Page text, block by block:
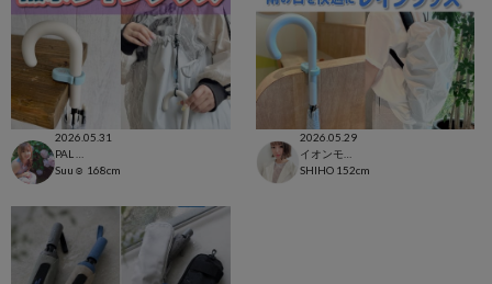
2026.05.31
Suu☺︎ 168cm
2026.05.29
SHIHO 152cm